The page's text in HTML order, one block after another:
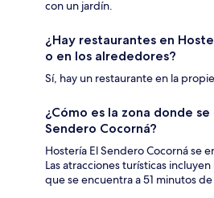
con un jardín.
¿Hay restaurantes en
o en los alrededores?
Sí, hay un restaurante en la
¿Cómo es la zona donde
Sendero Cocorná?
Hostería El Sendero Cocorná se
Las atracciones turísticas
que se encuentra a 51 minutos